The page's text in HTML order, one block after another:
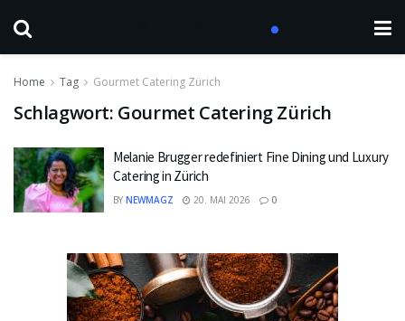
Home Tag Gourmet Catering Zürich
Schlagwort: Gourmet Catering Zürich
Melanie Brugger redefiniert Fine Dining und Luxury
Catering in Zürich
BY NEWMAGZ 20. MAI 2026 0